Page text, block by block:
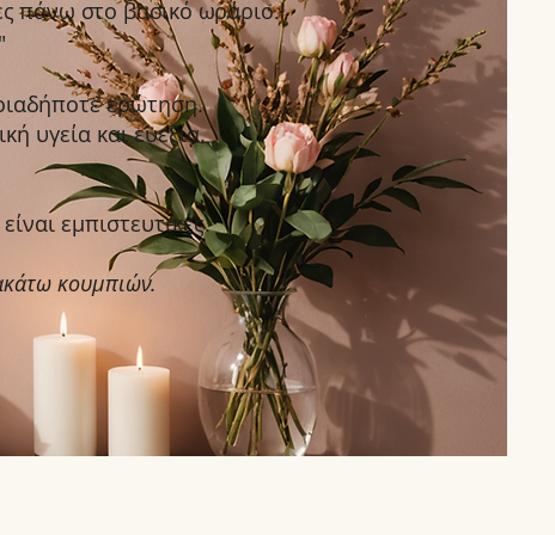
πάνω στο βασικό ωράριο.
ερώτηση.
υγεία και ευεξία.
εμπιστευτικές.
κουμπιών.